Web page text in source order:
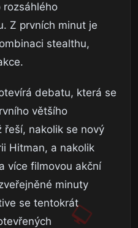
rozsáhlého
Z prvních minut je
stealthu,
debatu, která se
většího
nakolik se nový
Hitman, a nakolik
více filmovou akční
minuty
se tentokrát